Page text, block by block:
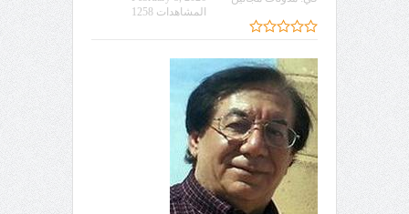
المشاهدات 1258